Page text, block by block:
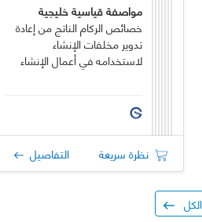
مواصفة قياسية خليجية
خصائص الركام الناتج من إعادة
تدوير مخلفات الإنشاء
لاستخدامه في أعمال الإنشاء
نظرة سريعة التفاصيل